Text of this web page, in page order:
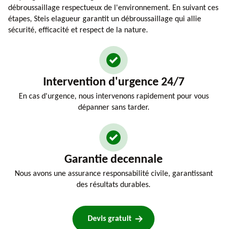
débroussaillage respectueux de l'environnement. En suivant ces
étapes, Steis elagueur garantit un débroussaillage qui allie
sécurité, efficacité et respect de la nature.
Intervention d'urgence 24/7
En cas d'urgence, nous intervenons rapidement pour vous
dépanner sans tarder.
Garantie decennale
Nous avons une assurance responsabilité civile, garantissant
des résultats durables.
Devis gratuit